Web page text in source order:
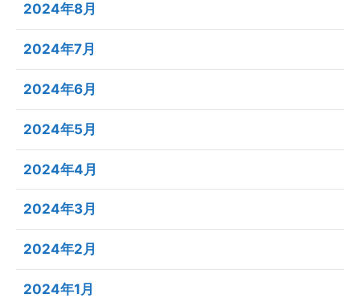
2024年8月
2024年7月
2024年6月
2024年5月
2024年4月
2024年3月
2024年2月
2024年1月